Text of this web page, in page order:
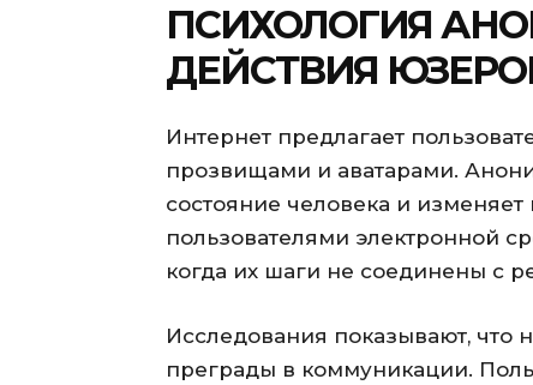
ПСИХОЛОГИЯ
ДЕЙСТВИЯ
Интернет предлагает
прозвищами и аватарами.
состояние человека и
пользователями электронной
когда их шаги не соединены с
Исследования показывают, что
преграды в коммуникации.